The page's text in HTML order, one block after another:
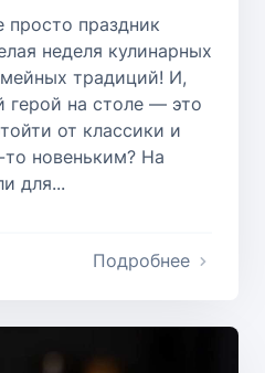
праздник
неделя кулинарных
традиций! И,
герой на столе — это
от классики и
новеньким? На
для...
Подробнее